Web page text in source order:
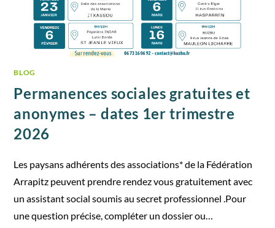
BLOG
Permanences sociales gratuites et
anonymes – dates 1er trimestre
2026
Les paysans adhérents des associations* de la Fédération
Arrapitz peuvent prendre rendez vous gratuitement avec
un assistant social soumis au secret professionnel .Pour
une question précise, compléter un dossier ou…